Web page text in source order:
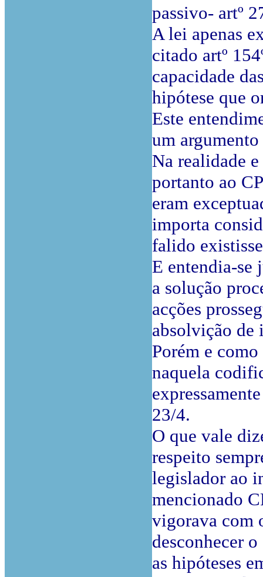
passivo- artº
A lei apenas
citado artº
capacidade
hipótese que
Este
um
Na realidade
portanto ao
eram
importa
falido
E entendia-se
a solução
acções
absolvição
Porém e
naquela
23/4.
O que vale
respeito
legislador ao
mencionado
vigorava com
desconhecer
as hipóteses